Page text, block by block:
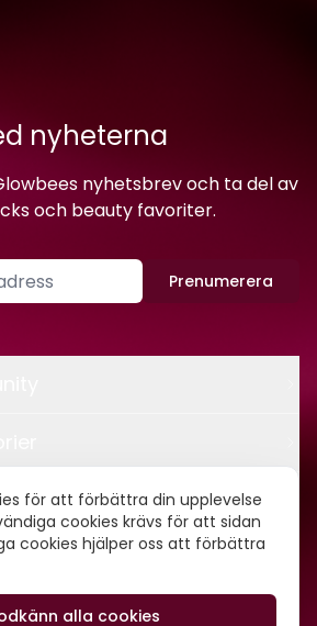
för att förbättra din upplevelse
cookies krävs för att sidan
cookies hjälper oss att förbättra
alla cookies
nyheterna
nyhetsbrev och ta del av
och beauty favoriter.
Prenumerera